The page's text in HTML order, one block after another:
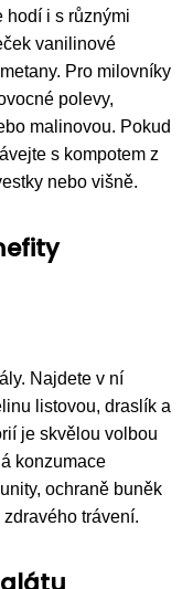
hodí i s různými
vanilinové
Pro milovníky
polevy,
malinovou. Pokud
s kompotem z
nebo višně.
Najdete v ní
listovou, draslík a
je skvělou volbou
konzumace
ochraně buněk
trávení.